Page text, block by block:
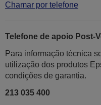
Chamar por telefone
Telefone de apoio Post-
Para informação técnica
utilização dos produtos
condições de garantia.
213 035 400